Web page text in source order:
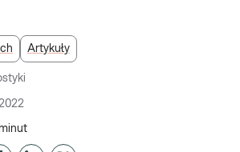
Artykuły